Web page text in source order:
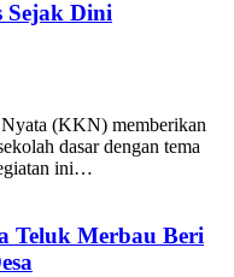
Sejak Dini
(KKN) memberikan
dasar dengan tema
ini…
Teluk Merbau Beri